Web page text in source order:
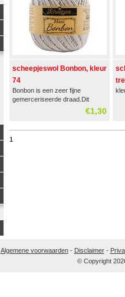
scheepjeswol Bonbon, kleur
74
Bonbon is een zeer fijne
gemerceriseerde draad.Dit
een gehaakte deken.
€1,30
1
Algemene voorwaarden- Disclaimer-
© Copyright